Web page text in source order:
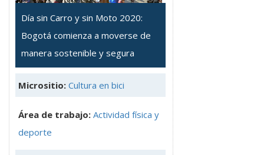
Día sin Carro y sin Moto 2020:
Bogotá comienza a moverse de
manera sostenible y segura
Micrositio: Cultura en bici
Área de trabajo: Actividad física y
deporte